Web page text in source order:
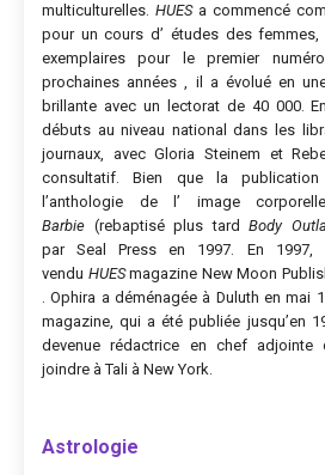
multiculturelles. HUESa commencé
pour un cours d’ études des
exemplaires pour le premier
prochaines années , il a évolué en
brillante avec un lectorat de 40 000.
débuts au niveau national dans les
journaux, avec Gloria Steinem et
consultatif. Bien que la
l’anthologie de l’ image
Barbie (rebaptisé plus tard Body
par Seal Press en 1997. En
vendu HUESmagazine New Moon
. Ophira a déménagée à Duluth en mai
magazine, qui a été publiée jusqu’en
devenue rédactrice en chef adjointe
joindre à Tali à New York.
Astrologie